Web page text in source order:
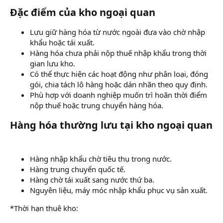
Đặc điểm của kho ngoại quan​
Lưu giữ hàng hóa từ nước ngoài đưa vào chờ nhập
khẩu hoặc tái xuất.
Hàng hóa chưa phải nộp thuế nhập khẩu trong thời
gian lưu kho.
Có thể thực hiện các hoạt động như phân loại, đóng
gói, chia tách lô hàng hoặc dán nhãn theo quy định.
Phù hợp với doanh nghiệp muốn trì hoãn thời điểm
nộp thuế hoặc trung chuyển hàng hóa.
Hàng hóa thường lưu tại kho ngoại quan​
Hàng nhập khẩu chờ tiêu thụ trong nước.
Hàng trung chuyển quốc tế.
Hàng chờ tái xuất sang nước thứ ba.
Nguyên liệu, máy móc nhập khẩu phục vụ sản xuất.
*Thời hạn thuê kho: